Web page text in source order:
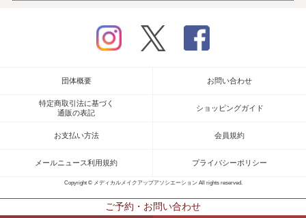
instagram
団体概要 お問い合わせ
特定商取引法に基づく
通販の表記
ショッピングガイド
お支払い方法 会員規約
メールニュース利用規約 プライバシーポリシー
Copyright © メディカルメイクアップアソシエーション All rights reserved.
ご予約・お問い合わせ